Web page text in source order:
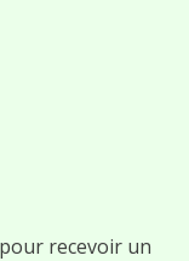
recevoir un